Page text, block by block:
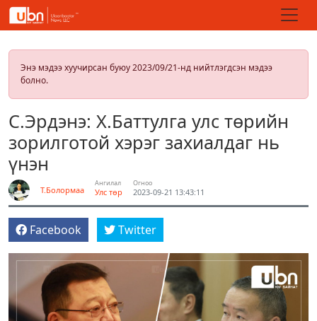
Энэ мэдээ хуучирсан буюу 2023/09/21-нд нийтлэгдсэн мэдээ
болно.
С.Эрдэнэ: Х.Баттулга улс төрийн
зорилготой хэрэг захиалдаг нь
үнэн
Т.Болормаа
Ангилал
Улс төр
Огноо
2023-09-21 13:43:11
Facebook Twitter